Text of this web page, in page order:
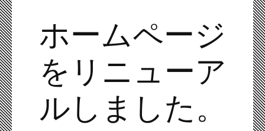
ホームページ
をリニューア
ルしました。